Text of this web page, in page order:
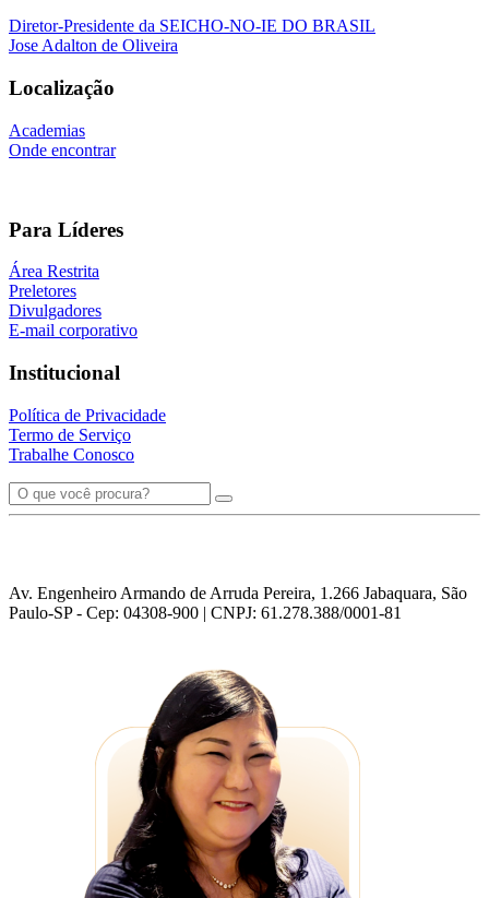
Diretor-Presidente da SEICHO-NO-IE DO BRASIL
Jose Adalton de Oliveira
Localização
Academias
Onde encontrar
Para Líderes
Área Restrita
Preletores
Divulgadores
E-mail corporativo
Institucional
Política de Privacidade
Termo de Serviço
Trabalhe Conosco
Av. Engenheiro Armando de Arruda Pereira, 1.266 Jabaquara, São
Paulo-SP - Cep: 04308-900 | CNPJ: 61.278.388/0001-81